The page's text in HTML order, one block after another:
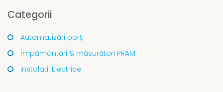
Categorii
Automatizări porți
Împământări & măsurători PRAM
Instalatii Electrice